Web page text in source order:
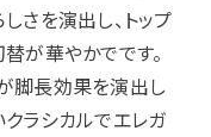
さを演出し、トップ
が華やかでです。
脚長効果を演出し
クラシカルでエレガ